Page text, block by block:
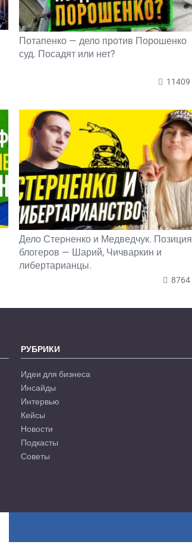
Потапенко — дело против Порошенко
суд. Посадят или нет?
11409
Дело Стерненко и Медведчук. Позиция
блогеров — Шарий, Чичваркин и
либертарианцы.
8764
РУБРИКИ
Идеи для бизнеса
Инсайды
Интервью
Кейсы
Новости
Подкасты
Советы